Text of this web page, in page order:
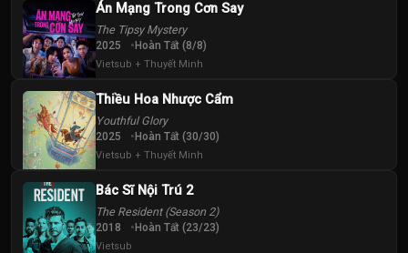
40
Tập
41
43
Tập
Tập
Án Mạng Trong Cơn Say
The Tipsy Mystery
2025 Hoàn Tất (8/8)
Vietsub + Thuyết Minh
Thiều Hoa Nhược Cẩm
Youthful Glory
2025 Hoàn Tất (30/30)
Vietsub + Thuyết Minh
Bác Sĩ Nội Trú 2
The Resident (Season 2)
2018 Hoàn Tất (23/23)
Vietsub